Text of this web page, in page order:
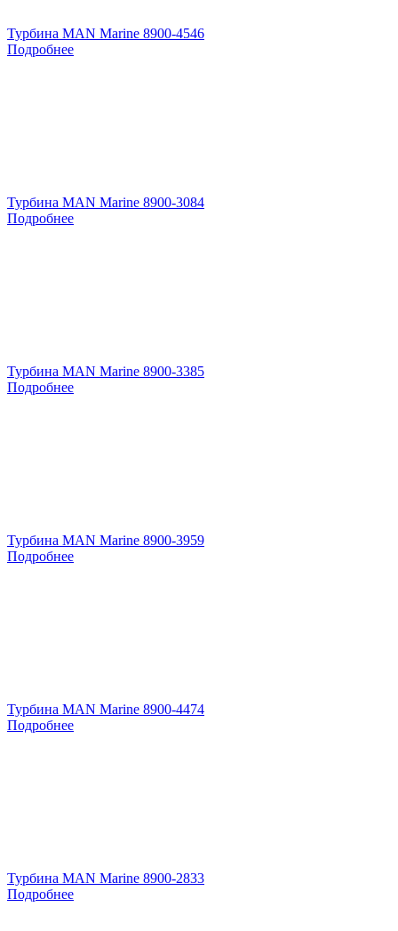
Турбина MAN Marine 8900-4546
Подробнее
Турбина MAN Marine 8900-3084
Подробнее
Турбина MAN Marine 8900-3385
Подробнее
Турбина MAN Marine 8900-3959
Подробнее
Турбина MAN Marine 8900-4474
Подробнее
Турбина MAN Marine 8900-2833
Подробнее